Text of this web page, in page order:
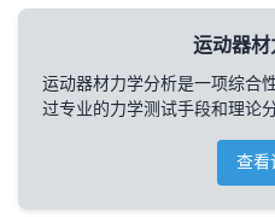
运动器材
运动器材力学分析是一项综合
过专业的力学测试手段和理论
查看